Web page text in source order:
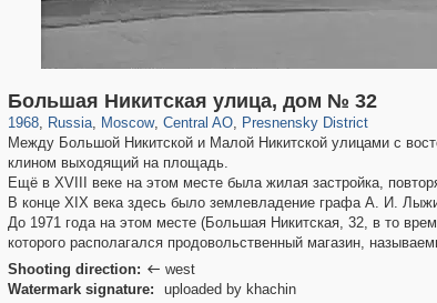
Большая Никитская улица, дом № 32
1968, Russia
1,406,211 29,243
, Moscow
319,779 8,286
, Central AO
159,978 5,916
, Presnensky District
13,344 396
Между Большой Никитской и Малой Никитской улицами с
клином выходящий на площадь.
Ещё в XVIII веке на этом месте была жилая застройка,
В конце XIX века здесь было землевладение графа А. И.
До 1971 года на этом месте (Большая Никитская, 32, в то
которого располагался продовольственный магазин,
Shooting direction:  west
Watermark signature:
uploaded by khachin